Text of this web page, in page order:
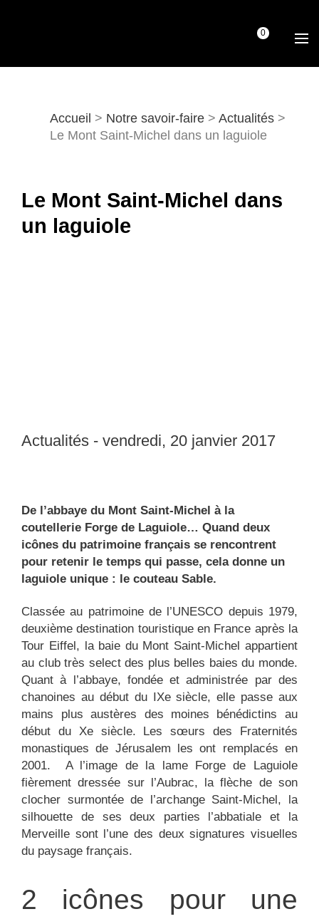
0
Accueil > Notre savoir-faire >Actualités >
Le Mont Saint-Michel dans un laguiole
Actualités - vendredi, 20 janvier 2017
Le Mont Saint-Michel dans
un laguiole
De l’abbaye du Mont Saint-Michel à la
coutellerie Forge de Laguiole… Quand deux
icônes du patrimoine français se rencontrent
pour retenir le temps qui passe, cela donne un
laguiole unique : le couteau Sable.
Classée au patrimoine de l’UNESCO depuis 1979,
deuxième destination touristique en France après la
Tour Eiffel, la baie du Mont Saint-Michel appartient
au club très select des plus belles baies du monde.
Quant à l’abbaye, fondée et administrée par des
chanoines au début du IXe siècle, elle passe aux
mains plus austères des moines bénédictins au
début du Xe siècle. Les sœurs des Fraternités
monastiques de Jérusalem les ont remplacés en
2001. A l’image de la lame Forge de Laguiole
fièrement dressée sur l’Aubrac, la flèche de son
clocher surmontée de l’archange Saint-Michel, la
silhouette de ses deux parties l’abbatiale et la
Merveille sont l’une des deux signatures visuelles
du paysage français.
2 icônes pour une